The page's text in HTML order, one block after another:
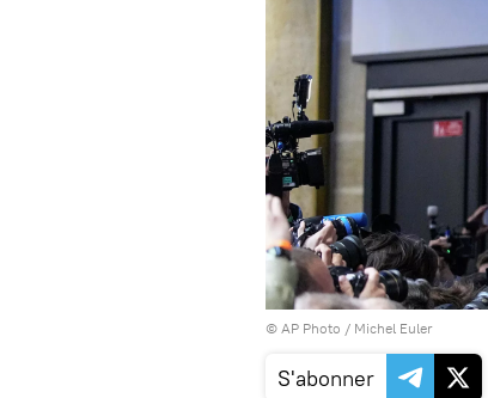
© AP Photo / Michel Euler
S'abonner